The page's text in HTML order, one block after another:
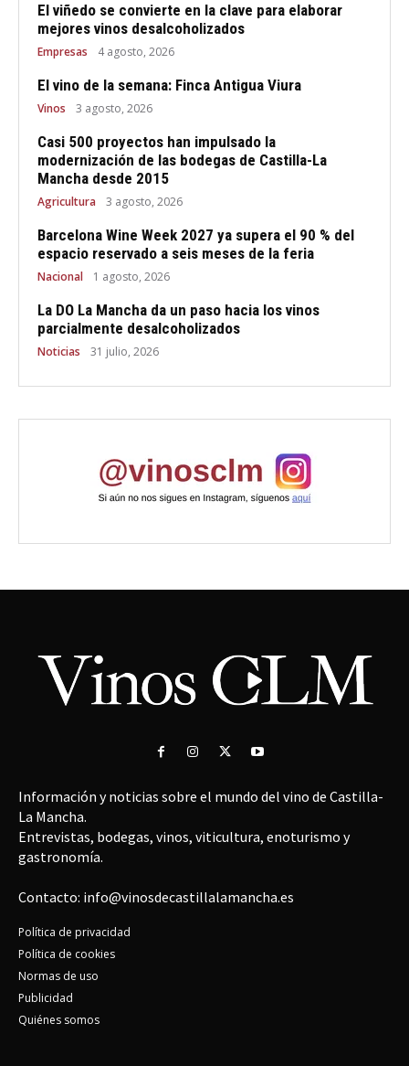
El viñedo se convierte en la clave para elaborar
mejores vinos desalcoholizados
Empresas 4 agosto, 2026
El vino de la semana: Finca Antigua Viura
Vinos 3 agosto, 2026
Casi 500 proyectos han impulsado la
modernización de las bodegas de Castilla-La
Mancha desde 2015
Agricultura 3 agosto, 2026
Barcelona Wine Week 2027 ya supera el 90 % del
espacio reservado a seis meses de la feria
Nacional 1 agosto, 2026
La DO La Mancha da un paso hacia los vinos
parcialmente desalcoholizados
Noticias 31 julio, 2026
Información y noticias sobre el mundo del vino de Castilla-
La Mancha.
Entrevistas, bodegas, vinos, viticultura, enoturismo y
gastronomía.
Contacto: info@vinosdecastillalamancha.es
Política de privacidad
Política de cookies
Normas de uso
Publicidad
Quiénes somos